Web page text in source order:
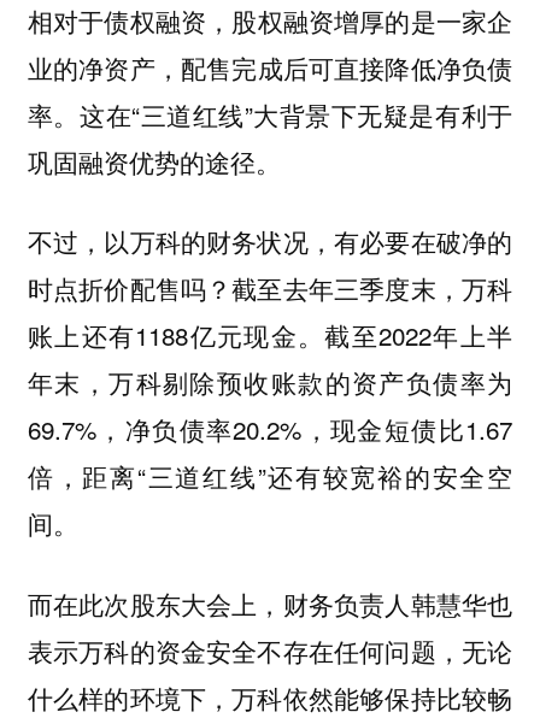
相对于债权融资， 股权融资增厚的是一家企
业的净资产， 配售完成后可直接降低净负债
率。这在“三道红线”大背景下无疑是有利于
巩固融资优势的途径。
不过，以万科的财务状况，有必要在破净的
时点折价配售吗？截至去年三季度末，万科
账上还有1188亿元现金。截至2022年上半
年末，万科剔除预收账款的资产负债率为
69.7%，净负债率20.2%，现金短债比1.67
倍，距离“三道红线”还有较宽裕的安全空
间。
而在此次股东大会上，财务负责人韩慧华也
表示万科的资金安全不存在任何问题，无论
什么样的环境下，万科依然能够保持比较畅